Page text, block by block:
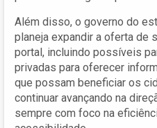
Além disso, o governo do
planeja expandir a oferta de
portal, incluindo possíveis
privadas para oferecer
que possam beneficiar os
continuar avançando na
sempre com foco na